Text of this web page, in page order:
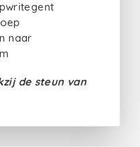
naar
de steun van